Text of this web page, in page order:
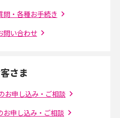
能や登録方法、投稿の仕方を解説
クショするとバレる？バレるケースや撮
問・各種お手続き
問い合わせ
さま
お申し込み・ご相談
お申し込み・ご相談